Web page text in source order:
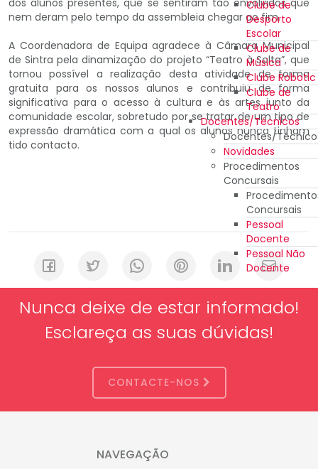
Clube de
Desporto
Escolar
Clube de
Música
Clube Robotic
Clube de
Teatro
Docentes/Técnicos
Docentes/
Novidades
Procedimentos
Concursais
Concursais
Pessoal
Docente
Pessoal Não
Docente
nem deram pelo tempo da assembleia chegar ao fim.
A Coordenadora de Equipa agradece à Câmara Municipal
de Sintra pela dinamização do projeto “Teatro à Solta”, que
tornou possível a realização desta atividade de forma
gratuita para os nossos alunos e contribuiu de forma
significativa para o acesso à cultura e às artes junto da
comunidade escolar, sobretudo por se tratar de um tipo de
expressão dramática com a qual os alunos nunca tinham
tido contacto.
Nunca deixe de estar informado!
Esclareça as suas dúvidas!
CONTACTE-NOS
NAVEGAÇÃO